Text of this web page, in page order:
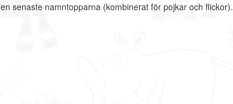
senaste namntopparna (kombinerat för pojkar och flickor).